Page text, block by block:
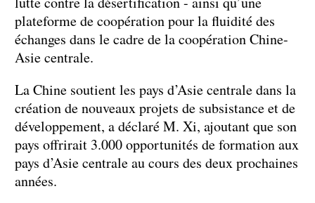
plateforme de coopération pour la fluidité des
échanges dans le cadre de la coopération Chine-
Asie centrale.
La Chine soutient les pays d’Asie centrale dans la
création de nouveaux projets de subsistance et de
développement, a déclaré M. Xi, ajoutant que son
pays offrirait 3.000 opportunités de formation aux
pays d’Asie centrale au cours des deux prochaines
années.